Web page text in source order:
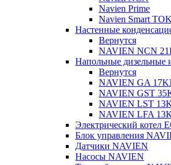
Navien Prime
Navien Smart TOK
Настенные
Вернутся
NAVIEN NCN
Напольные дизельные
Вернутся
NAVIEN GA
NAVIEN GST
NAVIEN LST
NAVIEN LFA
Электрический котел
Блок управления
Датчики NAVIEN
Насосы NAVIEN